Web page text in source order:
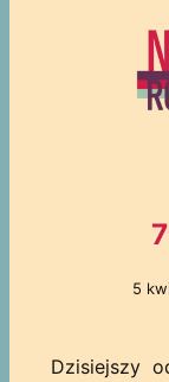
5
Dzisiejszy